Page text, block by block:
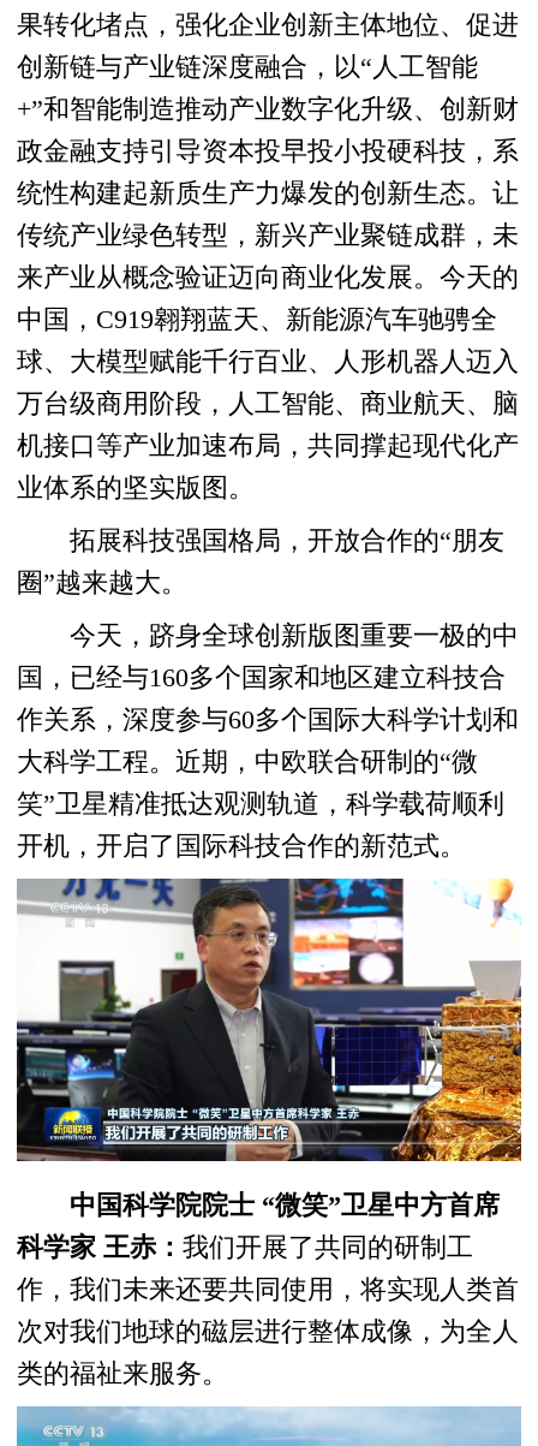
果转化堵点，强化企业创新主体地位、促进
创新链与产业链深度融合，以“人工智能
+”和智能制造推动产业数字化升级、创新财
政金融支持引导资本投早投小投硬科技，系
统性构建起新质生产力爆发的创新生态。让
传统产业绿色转型，新兴产业聚链成群，未
来产业从概念验证迈向商业化发展。今天的
中国，C919翱翔蓝天、新能源汽车驰骋全
球、大模型赋能千行百业、人形机器人迈入
万台级商用阶段，人工智能、商业航天、脑
机接口等产业加速布局，共同撑起现代化产
业体系的坚实版图。
拓展科技强国格局，开放合作的“朋友
圈”越来越大。
今天，跻身全球创新版图重要一极的中
国，已经与160多个国家和地区建立科技合
作关系，深度参与60多个国际大科学计划和
大科学工程。近期，中欧联合研制的“微
笑”卫星精准抵达观测轨道，科学载荷顺利
开机，开启了国际科技合作的新范式。
中国科学院院士 “微笑”卫星中方首席
科学家 王赤：我们开展了共同的研制工
作，我们未来还要共同使用，将实现人类首
次对我们地球的磁层进行整体成像，为全人
类的福祉来服务。